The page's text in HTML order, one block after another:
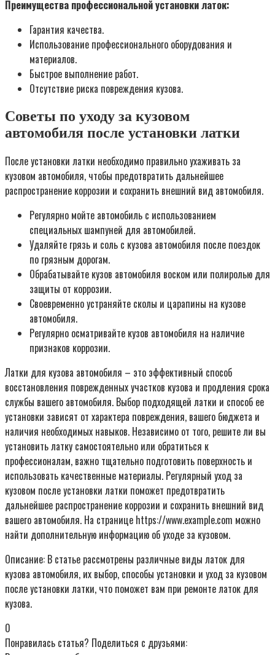
Преимущества профессиональной установки латок:
Гарантия качества.
Использование профессионального оборудования и
материалов.
Быстрое выполнение работ.
Отсутствие риска повреждения кузова.
Советы по уходу за кузовом
автомобиля после установки латки
После установки латки необходимо правильно ухаживать за
кузовом автомобиля, чтобы предотвратить дальнейшее
распространение коррозии и сохранить внешний вид автомобиля.
Регулярно мойте автомобиль с использованием
специальных шампуней для автомобилей.
Удаляйте грязь и соль с кузова автомобиля после поездок
по грязным дорогам.
Обрабатывайте кузов автомобиля воском или полиролью для
защиты от коррозии.
Своевременно устраняйте сколы и царапины на кузове
автомобиля.
Регулярно осматривайте кузов автомобиля на наличие
признаков коррозии.
Латки для кузова автомобиля – это эффективный способ
восстановления поврежденных участков кузова и продления срока
службы вашего автомобиля. Выбор подходящей латки и способ ее
установки зависят от характера повреждения, вашего бюджета и
наличия необходимых навыков. Независимо от того, решите ли вы
установить латку самостоятельно или обратиться к
профессионалам, важно тщательно подготовить поверхность и
использовать качественные материалы. Регулярный уход за
кузовом после установки латки поможет предотвратить
дальнейшее распространение коррозии и сохранить внешний вид
вашего автомобиля. На странице https://www.example.com можно
найти дополнительную информацию об уходе за кузовом.
Описание: В статье рассмотрены различные виды латок для
кузова автомобиля, их выбор, способы установки и уход за кузовом
после установки латки, что поможет вам при ремонте латок для
кузова.
0
Понравилась статья? Поделиться с друзьями: